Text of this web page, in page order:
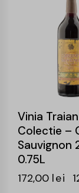
Vinia
Colectie –
Sauvignon
0.75L
172,00 lei